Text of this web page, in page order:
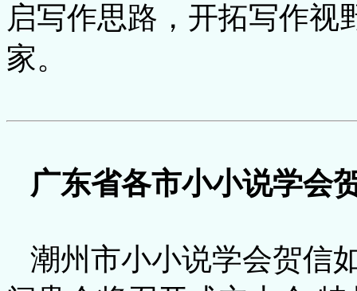
启写作思路，开拓写作视
家。
广东省各市小小说学会
潮州市小小说学会贺信